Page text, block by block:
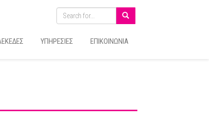
ΥΠΗΡΕΣΙΕΣ ΕΠΙΚΟΙΝΩΝΙΑ